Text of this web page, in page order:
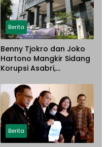
Berita
Benny Tjokro dan Joko
Hartono Mangkir Sidang
Korupsi Asabri,
Paksa
Berita